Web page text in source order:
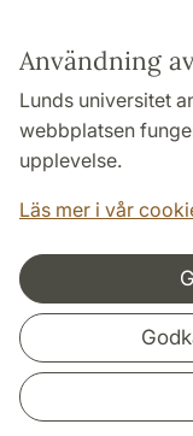
Användning
Lunds universitet
webbplatsen
upplevelse.
Läs mer i vår
Genvägar
Om webbplatsen
Behandling av